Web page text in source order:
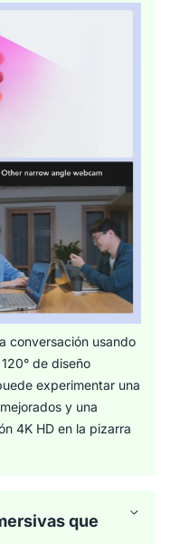
conversación usando
de diseño
experimentar una
y una
4K HD en la pizarra
que